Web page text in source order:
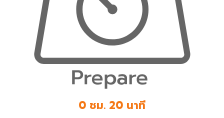
0 ชม. 20 นาที